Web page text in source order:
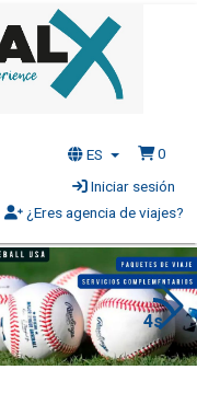
ES
0
Iniciar sesión
¿Eres agencia de viajes?
2s